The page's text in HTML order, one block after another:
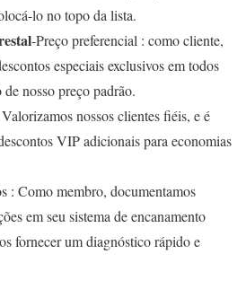
lo no topo da lista.
-Preço preferencial : como cliente,
especiais exclusivos em todos
nosso preço padrão.
nossos clientes fiéis, e é
VIP adicionais para economias
: Como membro, documentamos
em seu sistema de encanamento
fornecer um diagnóstico rápido e